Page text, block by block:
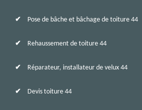
Pose de bâche et bâchage de toiture 44
Rehaussement de toiture 44
Réparateur, installateur de velux 44
Devis toiture 44